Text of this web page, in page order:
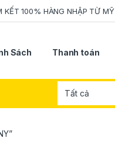
KẾT 100% HÀNG NHẬP TỪ MỸ
Sách Thanh toán